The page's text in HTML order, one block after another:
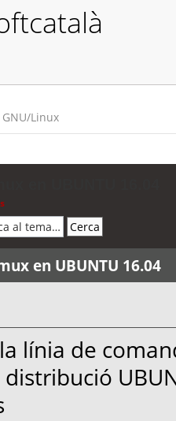
GNU/Linux
en UBUNTU 16.04
línia de